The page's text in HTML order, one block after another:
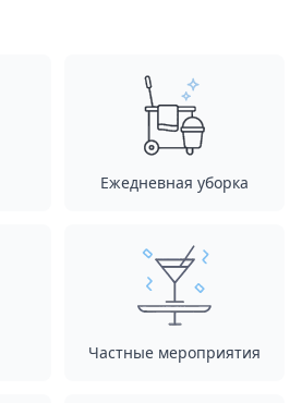
Ежедневная уборка
Частные мероприятия